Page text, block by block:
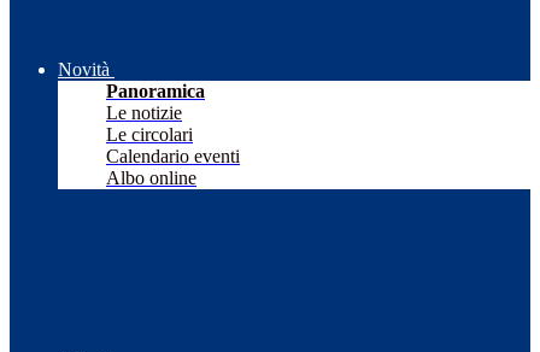
Novità
Panoramica
Le notizie
Le circolari
Calendario eventi
Albo online